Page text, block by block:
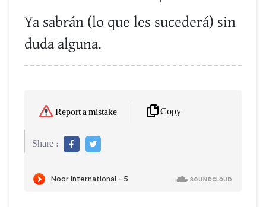
Ya sabrán (lo que les sucederá) sin
duda alguna.
Report a mistake Copy
Share :